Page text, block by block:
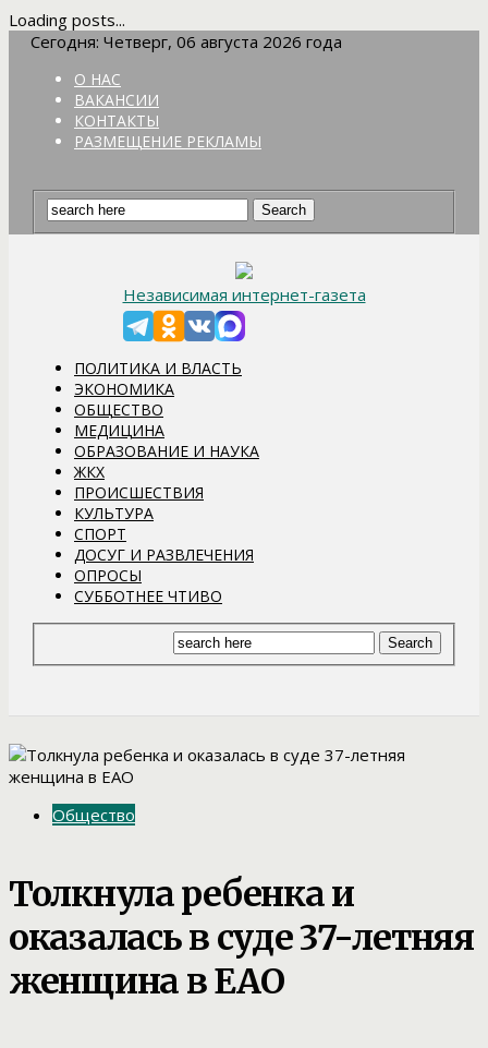
Loading posts...
Сегодня: Четверг, 06 августа 2026 года
О НАС
ВАКАНСИИ
КОНТАКТЫ
РАЗМЕЩЕНИЕ РЕКЛАМЫ
Независимая интернет-газета
ПОЛИТИКА И ВЛАСТЬ
ЭКОНОМИКА
ОБЩЕСТВО
МЕДИЦИНА
ОБРАЗОВАНИЕ И НАУКА
ЖКХ
ПРОИСШЕСТВИЯ
КУЛЬТУРА
СПОРТ
ДОСУГ И РАЗВЛЕЧЕНИЯ
ОПРОСЫ
СУББОТНЕЕ ЧТИВО
Общество
Толкнула ребенка и
оказалась в суде 37-летняя
женщина в ЕАО